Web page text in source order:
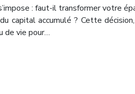
: faut-il transformer votre
capital accumulé ? Cette
de vie pour…